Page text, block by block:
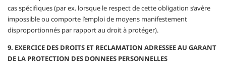
cas spécifiques (par ex. lorsque le respect de cette obligation s’avère
impossible ou comporte l’emploi de moyens manifestement
disproportionnés par rapport au droit à protéger).
9. EXERCICE DES DROITS ET RECLAMATION ADRESSEE AU GARANT
DE LA PROTECTION DES DONNEES PERSONNELLES